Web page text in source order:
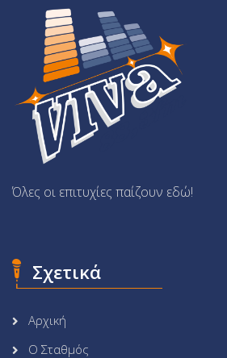
Όλες οι επιτυχίες παίζουν εδώ!
Σχετικά
Αρχική
Ο Σταθμός